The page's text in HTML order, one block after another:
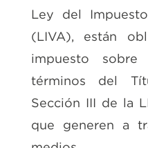
Ley del
(LIVA), están
impuesto
términos del
Sección III de la
que generen a